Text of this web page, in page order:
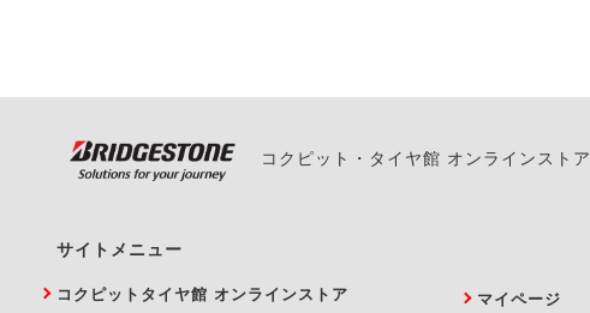
コクピット・タイヤ館 オンラインストア
サイトメニュー
コクピットタイヤ館 オンラインストア
マイページ